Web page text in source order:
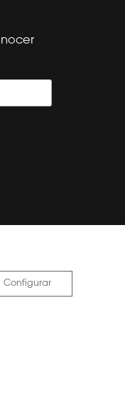
Global
Configurar